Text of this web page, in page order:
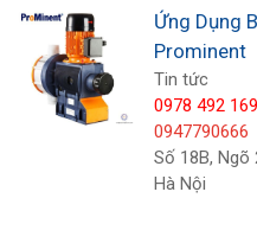
Xử lý nước và nước thải
Prominent được sử
lý như chất khử trùng,
và chất kết tụ vào hệ
Ứng Dụng
Prominent
Tin tức
0978 492 169
0947790666
Số 18B, Ngõ
Hà Nội